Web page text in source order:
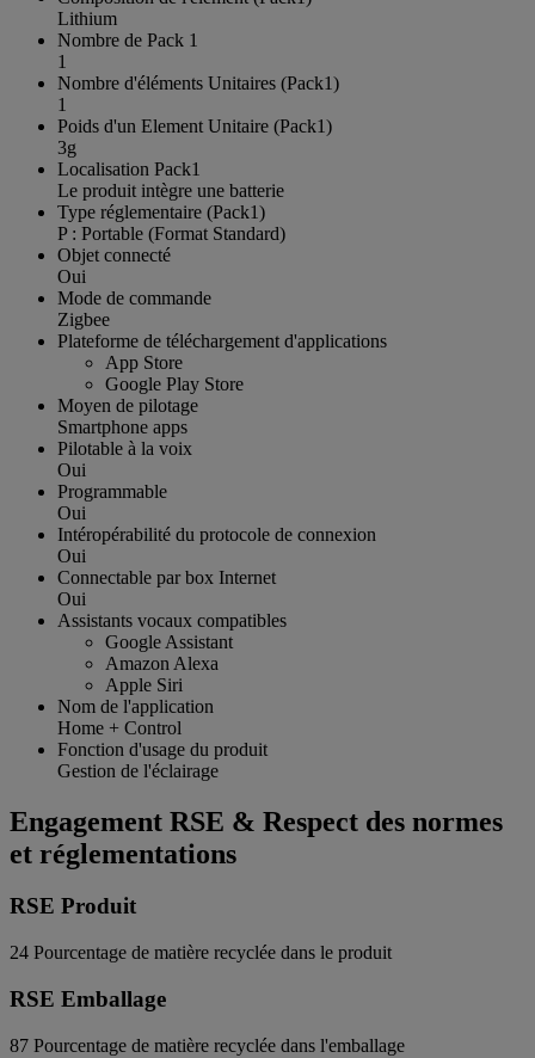
Lithium
Nombre de Pack 1
1
Nombre d'éléments Unitaires (Pack1)
1
Poids d'un Element Unitaire (Pack1)
3g
Localisation Pack1
Le produit intègre une batterie
Type réglementaire (Pack1)
P : Portable (Format Standard)
Objet connecté
Oui
Mode de commande
Zigbee
Plateforme de téléchargement d'applications
App Store
Google Play Store
Moyen de pilotage
Smartphone apps
Pilotable à la voix
Oui
Programmable
Oui
Intéropérabilité du protocole de connexion
Oui
Connectable par box Internet
Oui
Assistants vocaux compatibles
Google Assistant
Amazon Alexa
Apple Siri
Nom de l'application
Home + Control
Fonction d'usage du produit
Gestion de l'éclairage
Engagement RSE & Respect des normes
et réglementations
RSE Produit
24 Pourcentage de matière recyclée dans le produit
RSE Emballage
87 Pourcentage de matière recyclée dans l'emballage